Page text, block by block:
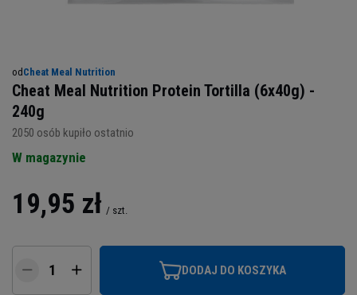
od Cheat Meal Nutrition
Cheat Meal Nutrition Protein Tortilla (6x40g) -
240g
2050 osób kupiło ostatnio
W magazynie
19,95 zł / szt.
DODAJ DO KOSZYKA